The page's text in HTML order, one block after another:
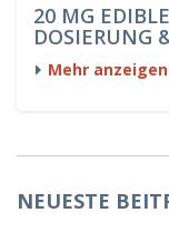
20 MG
DOSIERUNG
Mehr anzeigen
NEUESTE